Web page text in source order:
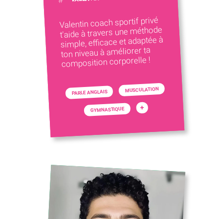
Valentin coach sportif privé
t'aide à travers une méthode
simple, efficace et adaptée à
ton niveau à améliorer ta
composition corporelle !
PARLE ANGLAIS MUSCULATION
GYMNASTIQUE +